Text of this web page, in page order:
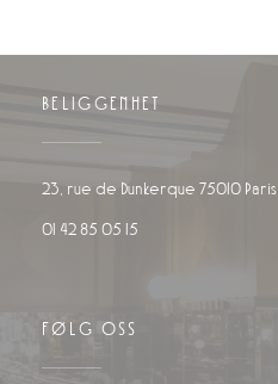
BELIGGENHET
23, rue de Dunkerque 75010 Paris
01 42 85 05 15
FØLG OSS